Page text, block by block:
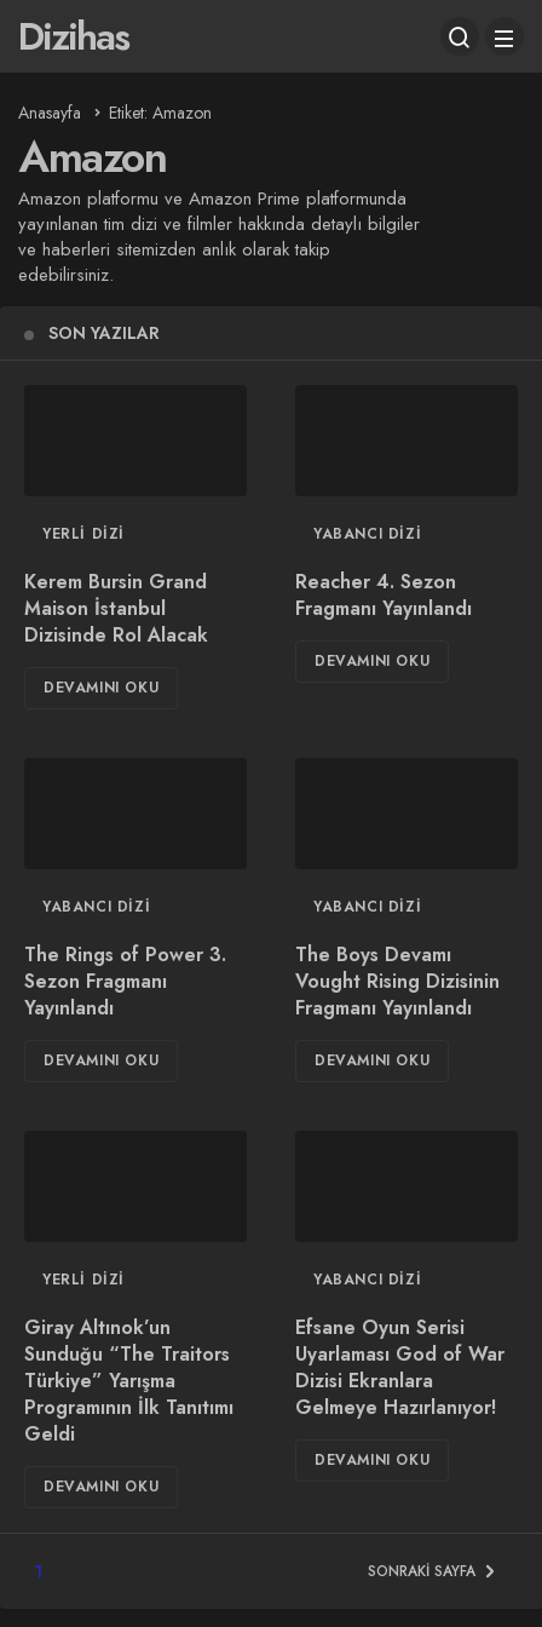
Dizihas
Anasayfa Etiket: Amazon
Amazon
Amazon platformu ve Amazon Prime platformunda
yayınlanan tim dizi ve filmler hakkında detaylı bilgiler
ve haberleri sitemizden anlık olarak takip
edebilirsiniz.
SON YAZILAR
YERLI DIZI
Kerem Bursin Grand
Maison İstanbul
Dizisinde Rol Alacak
DEVAMINI OKU
YABANCI DIZI
Reacher 4. Sezon
Fragmanı Yayınlandı
DEVAMINI OKU
YABANCI DIZI
The Rings of Power 3.
Sezon Fragmanı
Yayınlandı
DEVAMINI OKU
YABANCI DIZI
The Boys Devamı
Vought Rising Dizisinin
Fragmanı Yayınlandı
DEVAMINI OKU
YERLI DIZI
Giray Altınok’un
Sunduğu “The Traitors
Türkiye” Yarışma
Programının İlk Tanıtımı
Geldi
DEVAMINI OKU
YABANCI DIZI
Efsane Oyun Serisi
Uyarlaması God of War
Dizisi Ekranlara
Gelmeye Hazırlanıyor!
DEVAMINI OKU
1 SONRAKI SAYFA